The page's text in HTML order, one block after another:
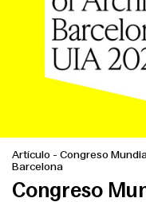
Artículo - Congreso
Barcelona
Congreso